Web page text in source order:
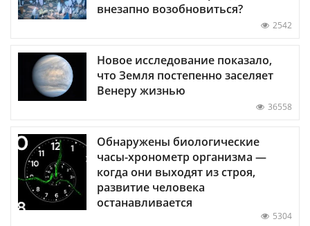
внезапно возобновиться?
2542
Новое исследование показало,
что Земля постепенно заселяет
Венеру жизнью
36558
Обнаружены биологические
часы-хронометр организма —
когда они выходят из строя,
развитие человека
останавливается
5304